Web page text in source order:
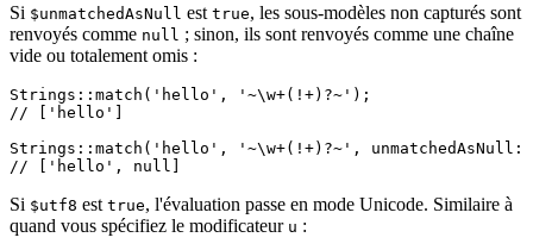
Si $unmatchedAsNull est true, les sous-modèles non capturés sont
renvoyés comme null ; sinon, ils sont renvoyés comme une chaîne
vide ou totalement omis :
Strings::match('hello', '~\w+(!+)?~');
// ['hello']
Strings::match('hello', '~\w+(!+)?~',
Si $utf8 est true, l'évaluation passe en mode Unicode. Similaire à
quand vous spécifiez le modificateur u :